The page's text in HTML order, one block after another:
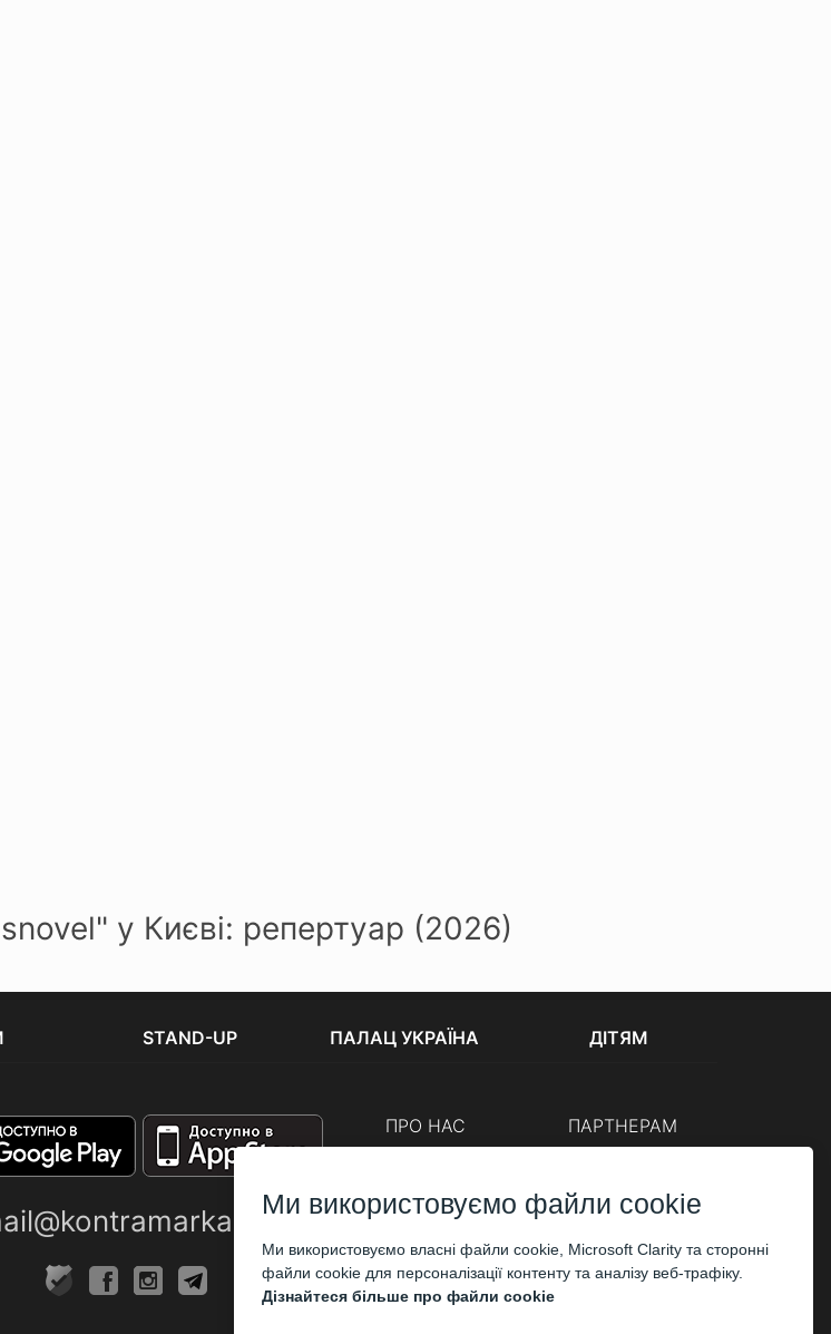
у Києві: репертуар (2026)
STAND-UP ПАЛАЦ УКРАЇНА ДІТЯМ
ПРО НАС ПАРТНЕРАМ
Корпоративним клієнтам
Ми використовуємо файли cookie
Ми використовуємо власні файли cookie, Microsoft Clarity та сторонні
файли cookie для персоналізації контенту та аналізу веб-трафіку.
Дізнайтеся більше про файли cookie